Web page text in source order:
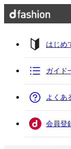
はじめ
ガイド
よくあ
会員登